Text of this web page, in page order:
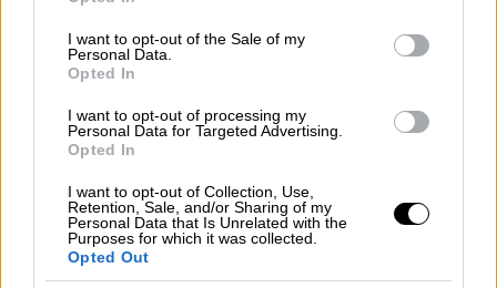
use your data for below specified purposes in below Google
consent section.
I want to opt-out of the Sale of my
Personal Data.
Opted In
I want to opt-out of processing my
Personal Data for Targeted Advertising.
Opted In
I want to opt-out of Collection, Use,
Retention, Sale, and/or Sharing of my
Personal Data that Is Unrelated with the
Purposes for which it was collected.
Opted Out
περισσότερο γοτθική αισθητική
γοήτευαν τα σκοτεινά πράγματα, αλλά ήμουν
παιδί της Disney και το όλο κλίμα ήταν να
γλυκιά», είπε χαρακτηριστικά. Από την άλλη,
ωστόσο, υπάρχουν περιορισμοί. «Κάνω μια
σειρά που θα κρατήσει για χρόνια και στην
οποία παίζω μια μαθήτρια. Αλλά είμαι και μια
νεαρή γυναίκα», εξήγησε.